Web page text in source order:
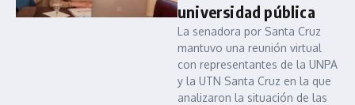
universidad pública
La senadora por Santa Cruz
mantuvo una reunión virtual
con representantes de la UNPA
y la UTN Santa Cruz en la que
analizaron la situación de las